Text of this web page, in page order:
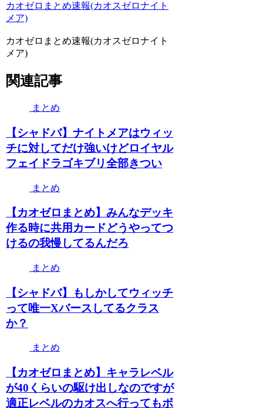
カオゼロまとめ速報(カオスゼロナイト
メア)
カオゼロまとめ速報(カオスゼロナイト
メア)
関連記事
まとめ
【シャドバ】ナイトメアはウィッ
チに対してだけ強いけどロイヤル
フェイドラゴキブリ全部きつい
まとめ
【カオゼロまとめ】みんなデッキ
作る時に共用カードどうやってつ
けるの我慢してるんだろ
まとめ
【シャドバ】もしかしてウィッチ
って唯一Xバースしてるクラス
か？
まとめ
【カオゼロまとめ】キャラレベル
が40くらいの駆け出しなのですが
適正レベルのカオスへ行ってもボ